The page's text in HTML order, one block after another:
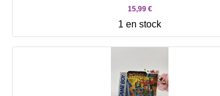
15,99 €
1 en stock